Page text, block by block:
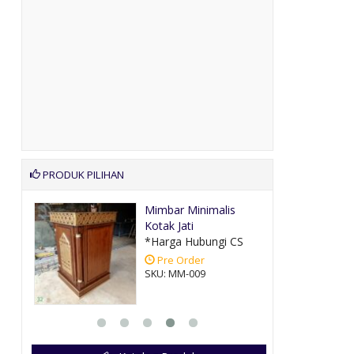
PRODUK PILIHAN
Mimbar Minimalis
Kotak Jati
*Harga Hubungi CS
Pre Order
SKU: MM-009